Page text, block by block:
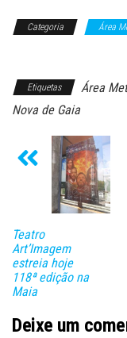
Categoria Área
Etiquetas Área
Nova de Gaia
Teatro
Art’Imagem
estreia hoje
118ª edição na
Maia
Deixe um